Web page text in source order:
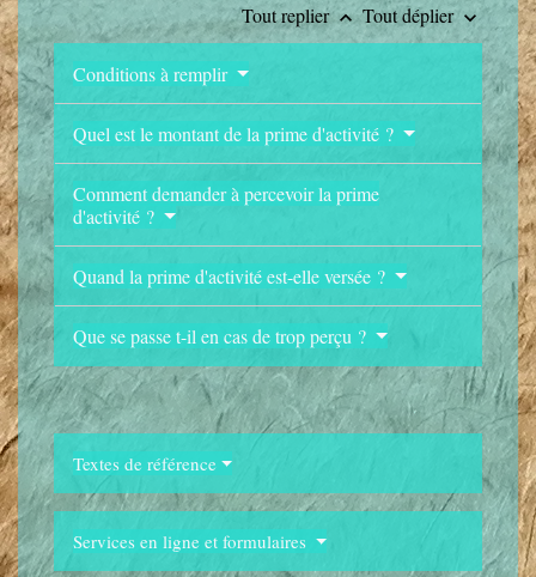
Tout replierkeyboard_arrow_up Tout déplierkeyboard_arrow_down
Conditions à remplir
Quel est le montant de la prime d'activité ?
Comment demander à percevoir la prime
d'activité ?
Quand la prime d'activité est-elle versée ?
Que se passe t-il en cas de trop perçu ?
Textes de référence
Services en ligne et formulaires